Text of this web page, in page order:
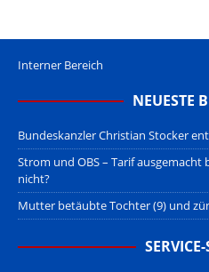
Interner Bereich
NEUESTE
Bundeskanzler Christian Stocker
Strom und OBS – Tarif
nicht?
Mutter betäubte Tochter (9) und